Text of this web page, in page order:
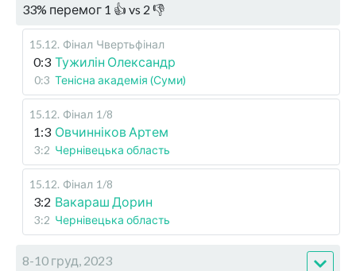
33% перемог 1 👍 vs 2 👎
15.12. Фінал Чвертьфінал
0:3 Тужилін Олександр
0:3 Тенісна академія (Суми)
15.12. Фінал 1/8
1:3 Овчинніков Артем
3:2 Чернівецька область
15.12. Фінал 1/8
3:2 Вакараш Дорин
3:2 Чернівецька область
8-10 груд, 2023